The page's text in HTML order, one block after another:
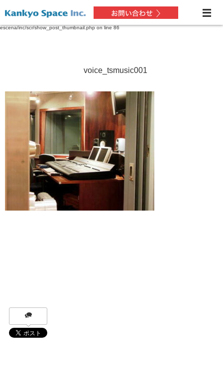
Warning: Only the first byte will be assigned to the string offset in
/home/xs227432/soundzone.jp/public_html/kenchikuwork.soundzone.jp/wp-content/themes/dp-
escena/inc/scr/show_post_thumbnail.phpon line86
voice_tsmusic001